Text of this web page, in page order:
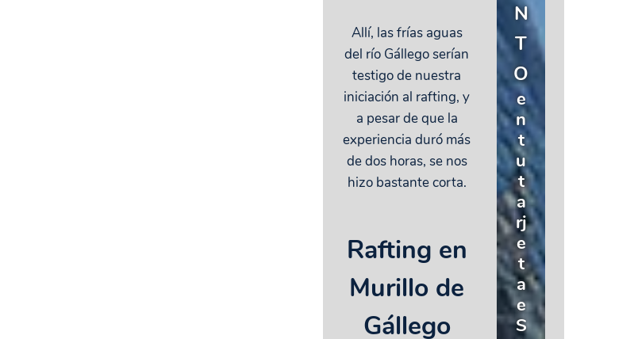
Allí, las frías aguas
del río Gállego serían
testigo de nuestra
iniciación al rafting, y
a pesar de que la
experiencia duró más
de dos horas, se nos
hizo bastante corta.
Rafting en
Murillo de
Gállego
N
T
O
e
n
t
u
t
a
rj
e
t
a
e
S